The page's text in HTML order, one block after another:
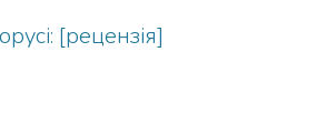
[рецензія]